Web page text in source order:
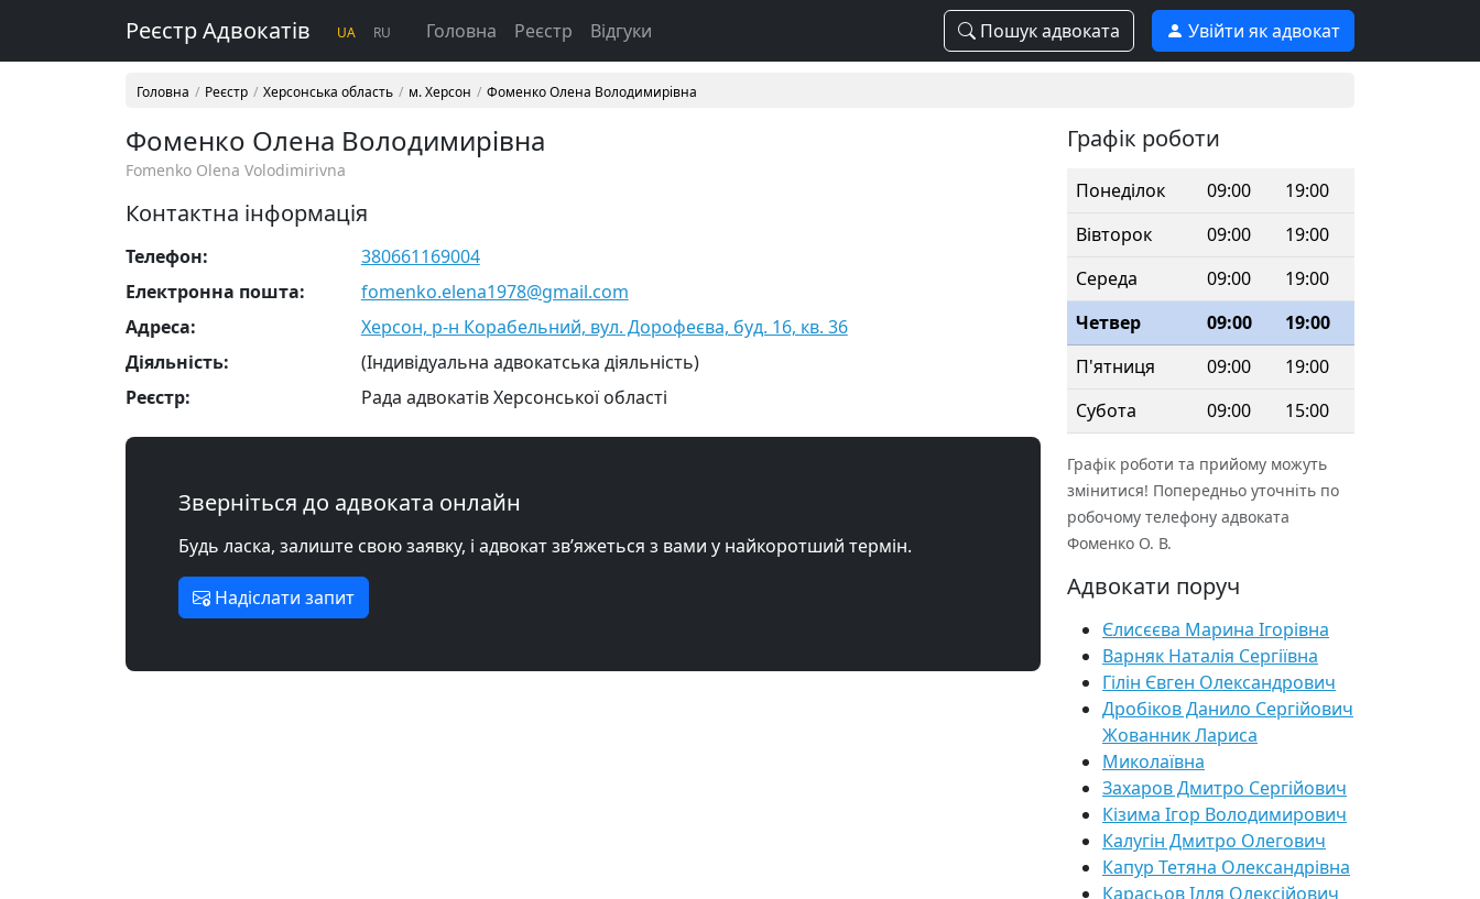
Реєстр Адвокатів UA RU Головна Реєстр Відгуки Пошук адвоката Увійти як адвокат
Головна Реєстр Херсонська область м. Херсон Фоменко Олена Володимирівна
Фоменко Олена Володимирівна
Fomenko Olena Volodimirivna
Контактна інформація
Телефон:
380661169004
Електронна пошта:
fomenko.elena1978@gmail.com
Адреса:
Херсон, р-н Корабельний, вул. Дорофеєва, буд. 16, кв. 36
Діяльність:
(Індивідуальна адвокатська діяльність)
Реєстр:
Рада адвокатів Херсонської області
Зверніться до адвоката онлайн
Будь ласка, залиште свою заявку, і адвокат зв’яжеться з вами у найкоротший термін.
Надіслати запит
Графік роботи
Понеділок 09:00
19:00
Вівторок
09:00
19:00
Середа
09:00
19:00
Четвер
09:00
19:00
П'ятниця
09:00
19:00
Субота
09:00 15:00
Графік роботи та прийому можуть
змінитися! Попередньо уточніть по
робочому телефону адвоката
Фоменко О. В.
Адвокати поруч
Єлисєєва Марина Ігорівна
Варняк Наталія Сергіївна
Гілін Євген Олександрович
Дробіков Данило Сергійович
Жованник Лариса
Миколаївна
Захаров Дмитро Сергійович
Кізима Ігор Володимирович
Калугін Дмитро Олегович
Капур Тетяна Олександрівна
Карасьов Ілля Олексійович